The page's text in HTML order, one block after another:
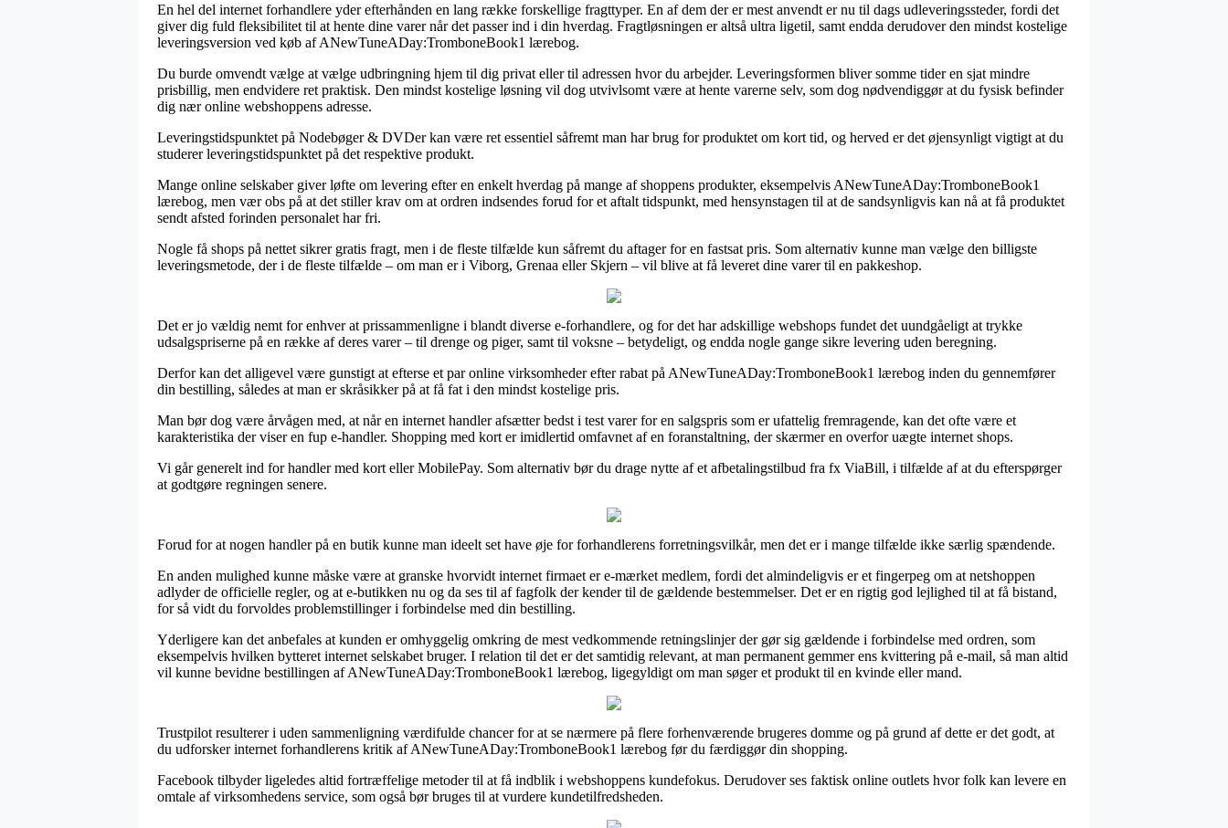
En hel del internet forhandlere yder efterhånden en lang række forskellige fragttyper. En af dem der er mest anvendt er nu til dags udleveringssteder, fordi det
giver dig fuld fleksibilitet til at hente dine varer når det passer ind i din hverdag. Fragtløsningen er altså ultra ligetil, samt endda derudover den mindst kostelige
leveringsversion ved køb af ANewTuneADay:TromboneBook1 lærebog.
Du burde omvendt vælge at vælge udbringning hjem til dig privat eller til adressen hvor du arbejder. Leveringsformen bliver somme tider en sjat mindre
prisbillig, men endvidere ret praktisk. Den mindst kostelige løsning vil dog utvivlsomt være at hente varerne selv, som dog nødvendiggør at du fysisk befinder
dig nær online webshoppens adresse.
Leveringstidspunktet på Nodebøger & DVDer kan være ret essentiel såfremt man har brug for produktet om kort tid, og herved er det øjensynligt vigtigt at du
studerer leveringstidspunktet på det respektive produkt.
Mange online selskaber giver løfte om levering efter en enkelt hverdag på mange af shoppens produkter, eksempelvis ANewTuneADay:TromboneBook1
lærebog, men vær obs på at det stiller krav om at ordren indsendes forud for et aftalt tidspunkt, med hensynstagen til at de sandsynligvis kan nå at få produktet
sendt afsted forinden personalet har fri.
Nogle få shops på nettet sikrer gratis fragt, men i de fleste tilfælde kun såfremt du aftager for en fastsat pris. Som alternativ kunne man vælge den billigste
leveringsmetode, der i de fleste tilfælde – om man er i Viborg, Grenaa eller Skjern – vil blive at få leveret dine varer til en pakkeshop.
Det er jo vældig nemt for enhver at prissammenligne i blandt diverse e-forhandlere, og for det har adskillige webshops fundet det uundgåeligt at trykke
udsalgspriserne på en række af deres varer – til drenge og piger, samt til voksne – betydeligt, og endda nogle gange sikre levering uden beregning.
Derfor kan det alligevel være gunstigt at efterse et par online virksomheder efter rabat på ANewTuneADay:TromboneBook1 lærebog inden du gennemfører
din bestilling, således at man er skråsikker på at få fat i den mindst kostelige pris.
Man bør dog være årvågen med, at når en internet handler afsætter bedst i test varer for en salgspris som er ufattelig fremragende, kan det ofte være et
karakteristika der viser en fup e-handler. Shopping med kort er imidlertid omfavnet af en foranstaltning, der skærmer en overfor uægte internet shops.
Vi går generelt ind for handler med kort eller MobilePay. Som alternativ bør du drage nytte af et afbetalingstilbud fra fx ViaBill, i tilfælde af at du efterspørger
at godtgøre regningen senere.
Forud for at nogen handler på en butik kunne man ideelt set have øje for forhandlerens forretningsvilkår, men det er i mange tilfælde ikke særlig spændende.
En anden mulighed kunne måske være at granske hvorvidt internet firmaet er e-mærket medlem, fordi det almindeligvis er et fingerpeg om at netshoppen
adlyder de officielle regler, og at e-butikken nu og da ses til af fagfolk der kender til de gældende bestemmelser. Det er en rigtig god lejlighed til at få bistand,
for så vidt du forvoldes problemstillinger i forbindelse med din bestilling.
Yderligere kan det anbefales at kunden er omhyggelig omkring de mest vedkommende retningslinjer der gør sig gældende i forbindelse med ordren, som
eksempelvis hvilken bytteret internet selskabet bruger. I relation til det er det samtidig relevant, at man permanent gemmer ens kvittering på e-mail, så man altid
vil kunne bevidne bestillingen af ANewTuneADay:TromboneBook1 lærebog, ligegyldigt om man søger et produkt til en kvinde eller mand.
Trustpilot resulterer i uden sammenligning værdifulde chancer for at se nærmere på flere forhenværende brugeres domme og på grund af dette er det godt, at
du udforsker internet forhandlerens kritik af ANewTuneADay:TromboneBook1 lærebog før du færdiggør din shopping.
Facebook tilbyder ligeledes altid fortræffelige metoder til at få indblik i webshoppens kundefokus. Derudover ses faktisk online outlets hvor folk kan levere en
omtale af virksomhedens service, som også bør bruges til at vurdere kundetilfredsheden.